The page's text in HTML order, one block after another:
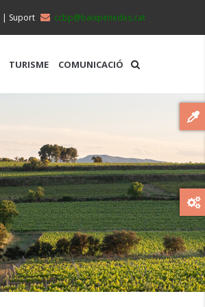
ccbp@baixpenedes.cat
| Suport
TURISME COMUNICACIÓ